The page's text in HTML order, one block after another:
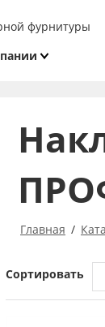
фурнитуры
Главная
Сортировать